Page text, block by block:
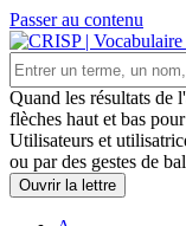
Passer au contenu
Navigation
principale
Rechercher
Quand les résultats de
flèches haut et bas
Utilisateurs et
ou par des gestes de
Ouvrir la lettre